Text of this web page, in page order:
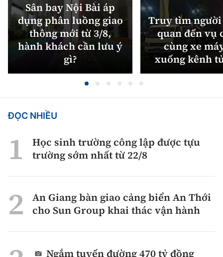
Sân bay Nội Bài áp
dụng phân luồng giao
thông mới từ 3/8,
hành khách cần lưu ý
gì?
Truy tìm
quan đến vụ
cùng xe
xuống kênh
ĐỌC NHIỀU
Học sinh trường công lập được tựu
trường sớm nhất từ 22/8
An Giang bàn giao cảng biển An Thới
cho Sun Group khai thác vận hành
Ngắm tuyến đường 470 tỷ đồng